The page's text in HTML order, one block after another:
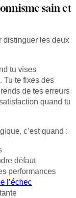
sain et
distinguer les deux
tu vises
Tu te fixes des
de tes erreurs
quand tu
c’est quand :
défaut
performances
l’échec